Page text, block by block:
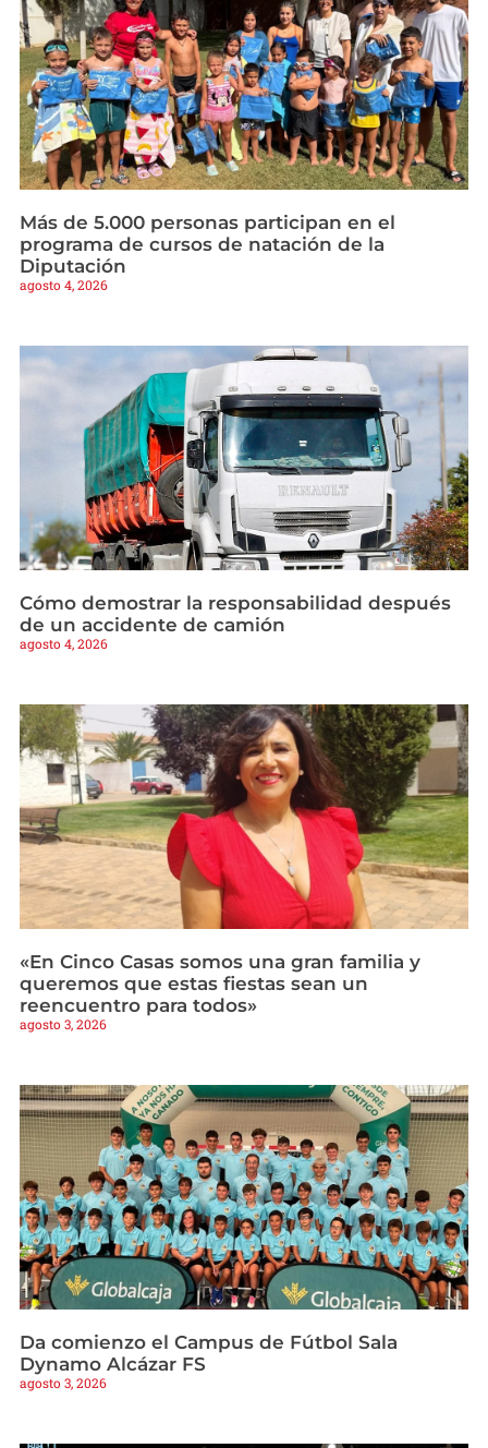
Más de 5.000 personas participan en el
programa de cursos de natación de la
Diputación
agosto 4, 2026
Cómo demostrar la responsabilidad después
de un accidente de camión
agosto 4, 2026
«En Cinco Casas somos una gran familia y
queremos que estas fiestas sean un
reencuentro para todos»
agosto 3, 2026
Da comienzo el Campus de Fútbol Sala
Dynamo Alcázar FS
agosto 3, 2026